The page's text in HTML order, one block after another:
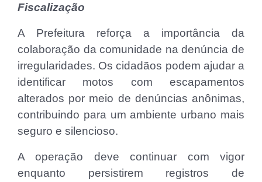
Fiscalização
A Prefeitura reforça a importância da
colaboração da comunidade na denúncia de
irregularidades. Os cidadãos podem ajudar a
identificar motos com escapamentos
alterados por meio de denúncias anônimas,
contribuindo para um ambiente urbano mais
seguro e silencioso.
A operação deve continuar com vigor
enquanto persistirem registros de